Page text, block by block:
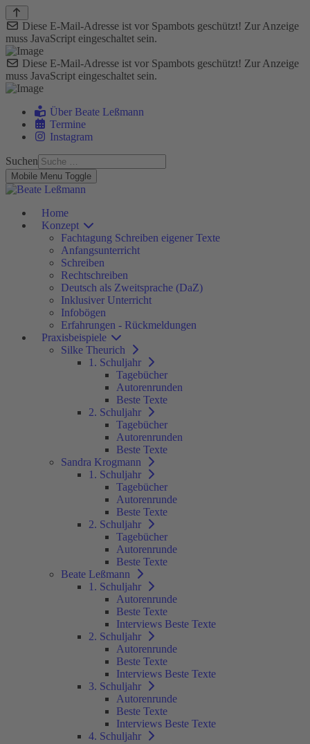
Diese E-Mail-Adresse ist vor Spambots geschützt! Zur Anzeige
muss JavaScript eingeschaltet sein.
Diese E-Mail-Adresse ist vor Spambots geschützt! Zur Anzeige
muss JavaScript eingeschaltet sein.
Über Beate Leßmann
Termine
Instagram
Suchen
Mobile Menu Toggle
Home
Konzept
Fachtagung Schreiben eigener Texte
Anfangsunterricht
Schreiben
Rechtschreiben
Deutsch als Zweitsprache (DaZ)
Inklusiver Unterricht
Infobögen
Erfahrungen - Rückmeldungen
Praxisbeispiele
Silke Theurich
1. Schuljahr
Tagebücher
Autorenrunden
Beste Texte
2. Schuljahr
Tagebücher
Autorenrunden
Beste Texte
Sandra Krogmann
1. Schuljahr
Tagebücher
Autorenrunde
Beste Texte
2. Schuljahr
Tagebücher
Autorenrunde
Beste Texte
Beate Leßmann
1. Schuljahr
Autorenrunde
Beste Texte
Interviews Beste Texte
2. Schuljahr
Autorenrunde
Beste Texte
Interviews Beste Texte
3. Schuljahr
Autorenrunde
Beste Texte
Interviews Beste Texte
4. Schuljahr